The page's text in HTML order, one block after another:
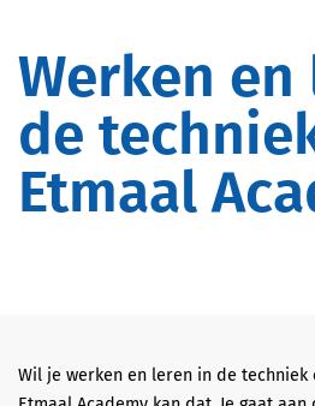
Werken en leren in
de
Etmaal
Wil je werken en leren in de techniek